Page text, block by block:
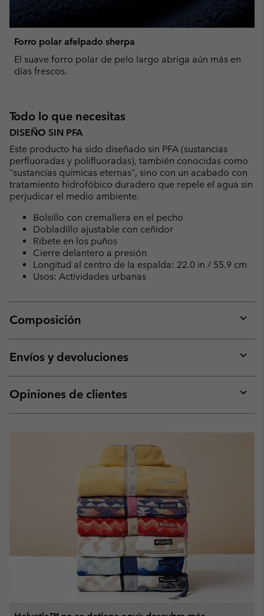
Forro polar afelpado sherpa
El suave forro polar de pelo largo abriga aún más en
días frescos.
Todo lo que necesitas
DISEÑO SIN PFA
Este producto ha sido diseñado sin PFA (sustancias
perfluoradas y polifluoradas), también conocidas como
"sustancias químicas eternas", sino con un acabado con
tratamiento hidrofóbico duradero que repele el agua sin
perjudicar el medio ambiente.
Bolsillo con cremallera en el pecho
Dobladillo ajustable con ceñidor
Ribete en los puños
Cierre delantero a presión
Longitud al centro de la espalda: 22.0 in / 55.9 cm
Usos: Actividades urbanas
Composición
or
Envíos y devoluciones
or
Opiniones de clientes
or